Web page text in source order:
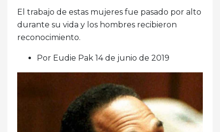
El trabajo de estas mujeres fue pasado por alto
durante su vida y los hombres recibieron
reconocimiento.
Por Eudie Pak 14 de junio de 2019